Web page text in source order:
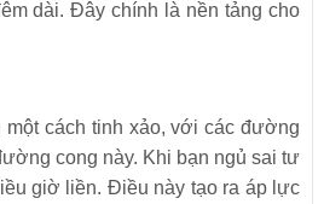
dài. Đây chính là nền tảng cho
cách tinh xảo, với các đường
cong này. Khi bạn ngủ sai tư
giờ liền. Điều này tạo ra áp lực